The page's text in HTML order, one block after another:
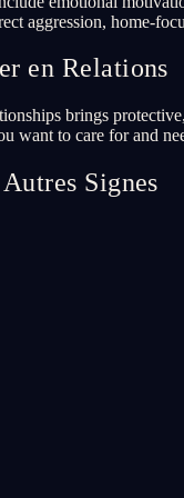
aggression, home-
en Relations
brings
want to care for and
Signes